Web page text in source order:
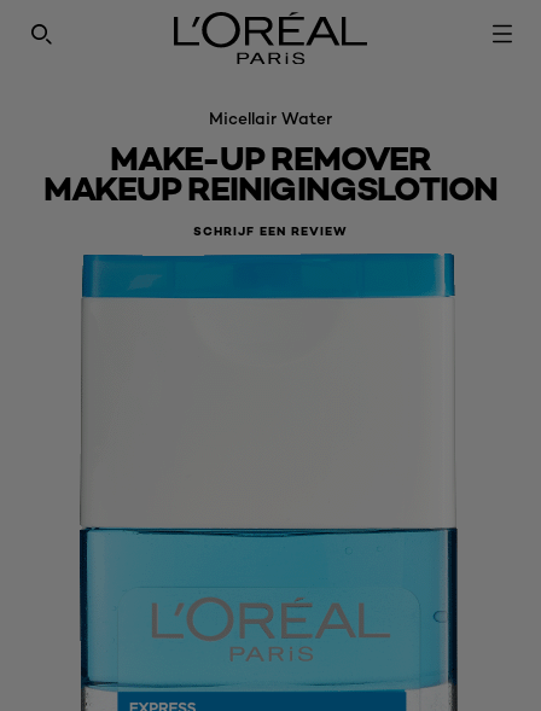
SEARCH THIS SITE
Micellair Water
MAKE-UP REMOVER
MAKEUP REINIGINGSLOTION
SCHRIJF EEN REVIEW